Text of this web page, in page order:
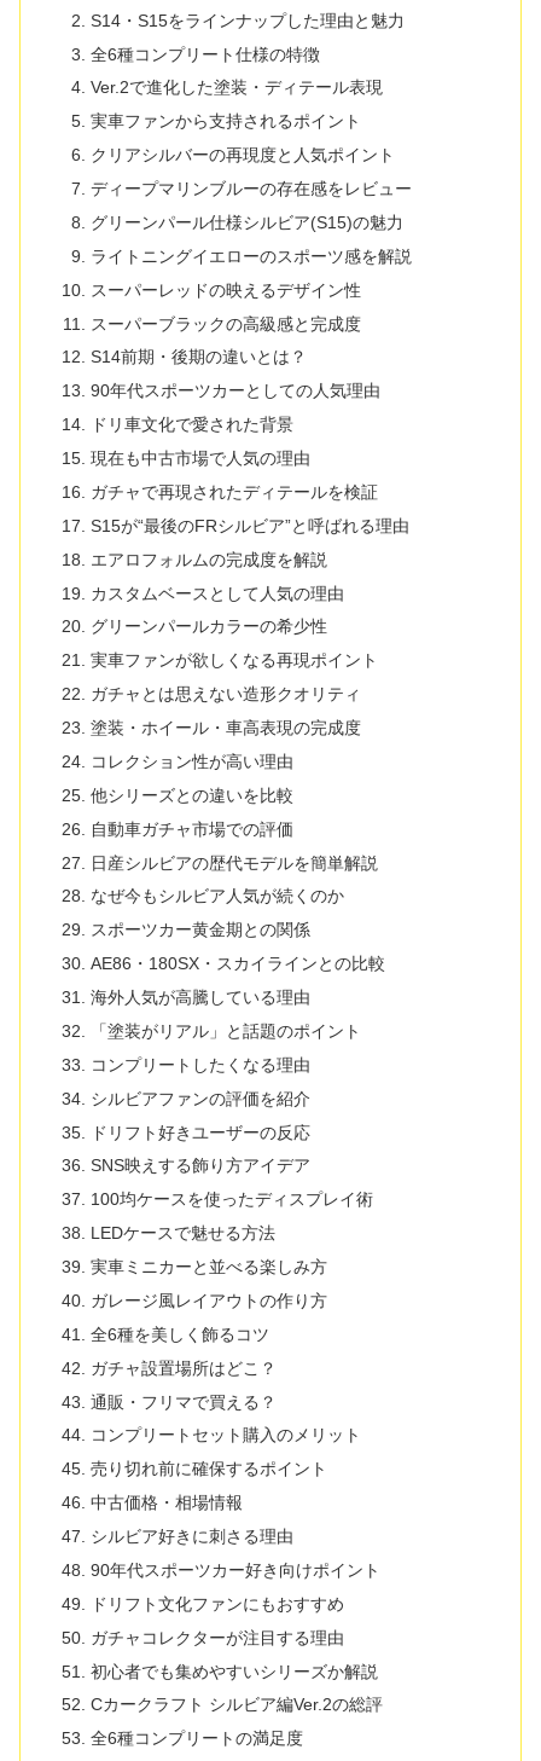
S14・S15をラインナップした理由と魅力
全6種コンプリート仕様の特徴
Ver.2で進化した塗装・ディテール表現
実車ファンから支持されるポイント
クリアシルバーの再現度と人気ポイント
ディープマリンブルーの存在感をレビュー
グリーンパール仕様シルビア(S15)の魅力
ライトニングイエローのスポーツ感を解説
スーパーレッドの映えるデザイン性
スーパーブラックの高級感と完成度
S14前期・後期の違いとは？
90年代スポーツカーとしての人気理由
ドリ車文化で愛された背景
現在も中古市場で人気の理由
ガチャで再現されたディテールを検証
S15が“最後のFRシルビア”と呼ばれる理由
エアロフォルムの完成度を解説
カスタムベースとして人気の理由
グリーンパールカラーの希少性
実車ファンが欲しくなる再現ポイント
ガチャとは思えない造形クオリティ
塗装・ホイール・車高表現の完成度
コレクション性が高い理由
他シリーズとの違いを比較
自動車ガチャ市場での評価
日産シルビアの歴代モデルを簡単解説
なぜ今もシルビア人気が続くのか
スポーツカー黄金期との関係
AE86・180SX・スカイラインとの比較
海外人気が高騰している理由
「塗装がリアル」と話題のポイント
コンプリートしたくなる理由
シルビアファンの評価を紹介
ドリフト好きユーザーの反応
SNS映えする飾り方アイデア
100均ケースを使ったディスプレイ術
LEDケースで魅せる方法
実車ミニカーと並べる楽しみ方
ガレージ風レイアウトの作り方
全6種を美しく飾るコツ
ガチャ設置場所はどこ？
通販・フリマで買える？
コンプリートセット購入のメリット
売り切れ前に確保するポイント
中古価格・相場情報
シルビア好きに刺さる理由
90年代スポーツカー好き向けポイント
ドリフト文化ファンにもおすすめ
ガチャコレクターが注目する理由
初心者でも集めやすいシリーズか解説
Cカークラフト シルビア編Ver.2の総評
全6種コンプリートの満足度